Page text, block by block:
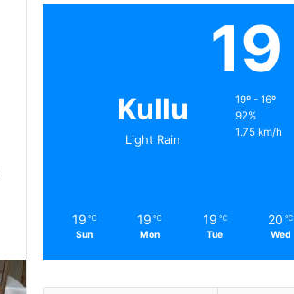
Kullu
Light Rain
19
19º - 16º
92%
1.75 km/h
19 ℃
Sun
19 ℃
Mon
19 ℃
Tue
20 ℃
Wed